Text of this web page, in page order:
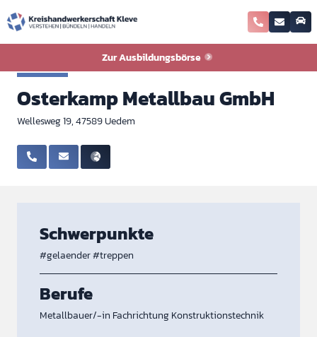
Zur Ausbildungsbörse
Zurück zur Ausbildungsbörse
Osterkamp Metallbau GmbH
Wellesweg 19, 47589 Uedem
Schwerpunkte
#gelaender#treppen
Berufe
Metallbauer/-in Fachrichtung Konstruktionstechnik